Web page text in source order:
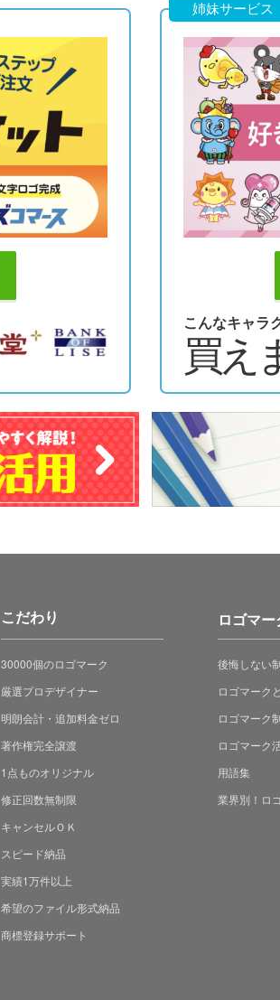
姉妹サービス
こんなキャラ
買え
こだわり
30000個のロゴマーク
厳選プロデザイナー
明朗会計・追加料金ゼロ
著作権完全譲渡
1点ものオリジナル
修正回数無制限
キャンセルＯＫ
スピード納品
実績1万件以上
希望のファイル形式納品
商標登録サポート
ロゴマ
後悔しない
ロゴマーク
ロゴマーク
ロゴマーク
用語集
業界別！ロ